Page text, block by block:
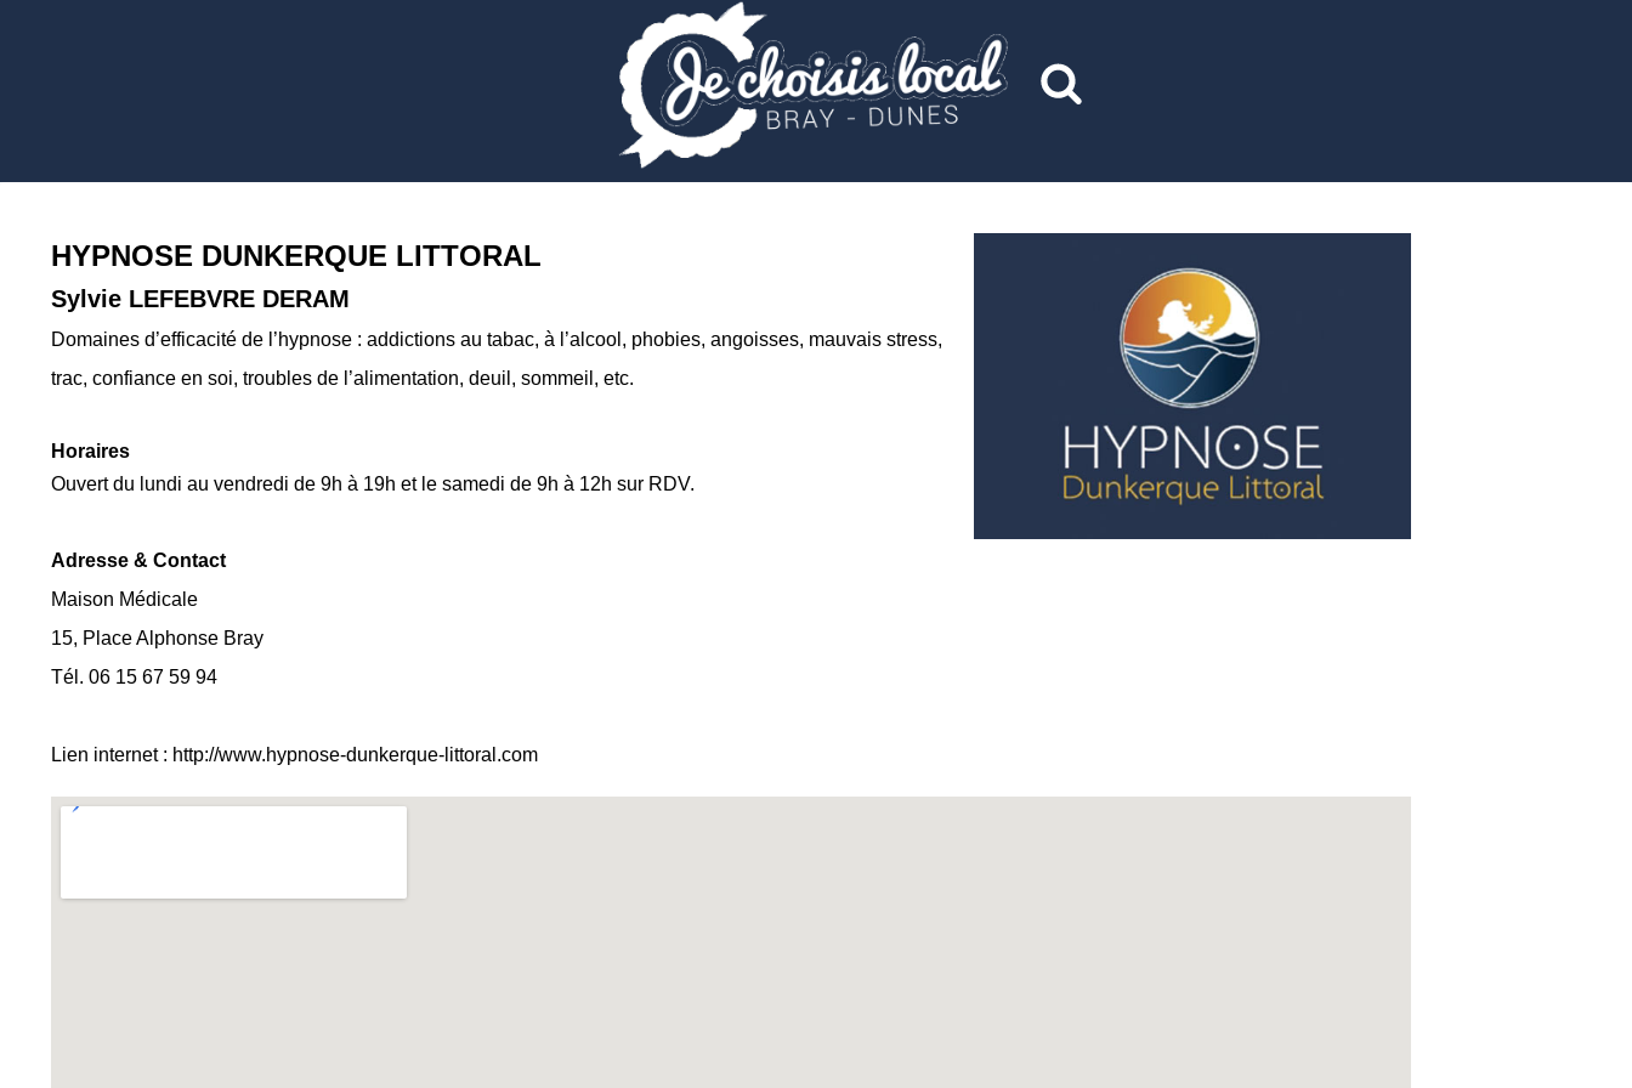
HYPNOSE DUNKERQUE LITTORAL
Sylvie LEFEBVRE DERAM
Domaines d’efficacité de l’hypnose : addictions au tabac, à l’alcool, phobies, angoisses, mauvais stress,
trac, confiance en soi, troubles de l’alimentation, deuil, sommeil, etc.
Horaires
Ouvert du lundi au vendredi de 9h à 19h et le samedi de 9h à 12h sur RDV.
Adresse & Contact
Maison Médicale
15, Place Alphonse Bray
Tél. 06 15 67 59 94
Lien internet : http://www.hypnose-dunkerque-littoral.com